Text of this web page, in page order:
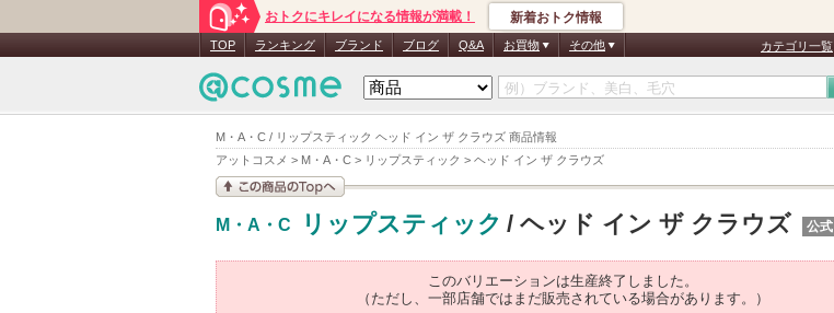
M・A・C / リップスティック ヘッド イン ザ クラウズ 商品情報
アットコスメ > M・A・C > リップスティック > ヘッド イン ザ クラウズ
おトクにキレイになる情報が満載！ 新着おトク情報
TOP ランキング ブランド ブログ Q&A お買物 その他 カテゴリ一覧
この商品の情報を見
M・A・C リップスティック / ヘッド イン ザ クラウズ 公式
このバリエーションは生産終了しました。
（ただし、一部店舗ではまだ販売されている場合があります。）